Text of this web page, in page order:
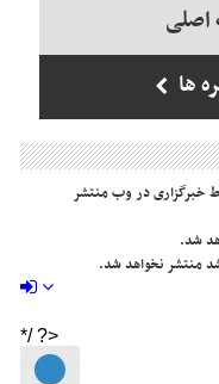
اصلی
ها
خبرگزاری در وب منتشر
شد.
منتشر نخواهد شد.